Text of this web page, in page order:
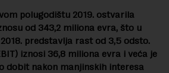
polugodištu 2019. ostvarila
od 343,2 miliona evra, što u
predstavlja rast od 3,5 odsto.
iznosi 36,8 miliona evra i veća je
dobit nakon manjinskih interesa